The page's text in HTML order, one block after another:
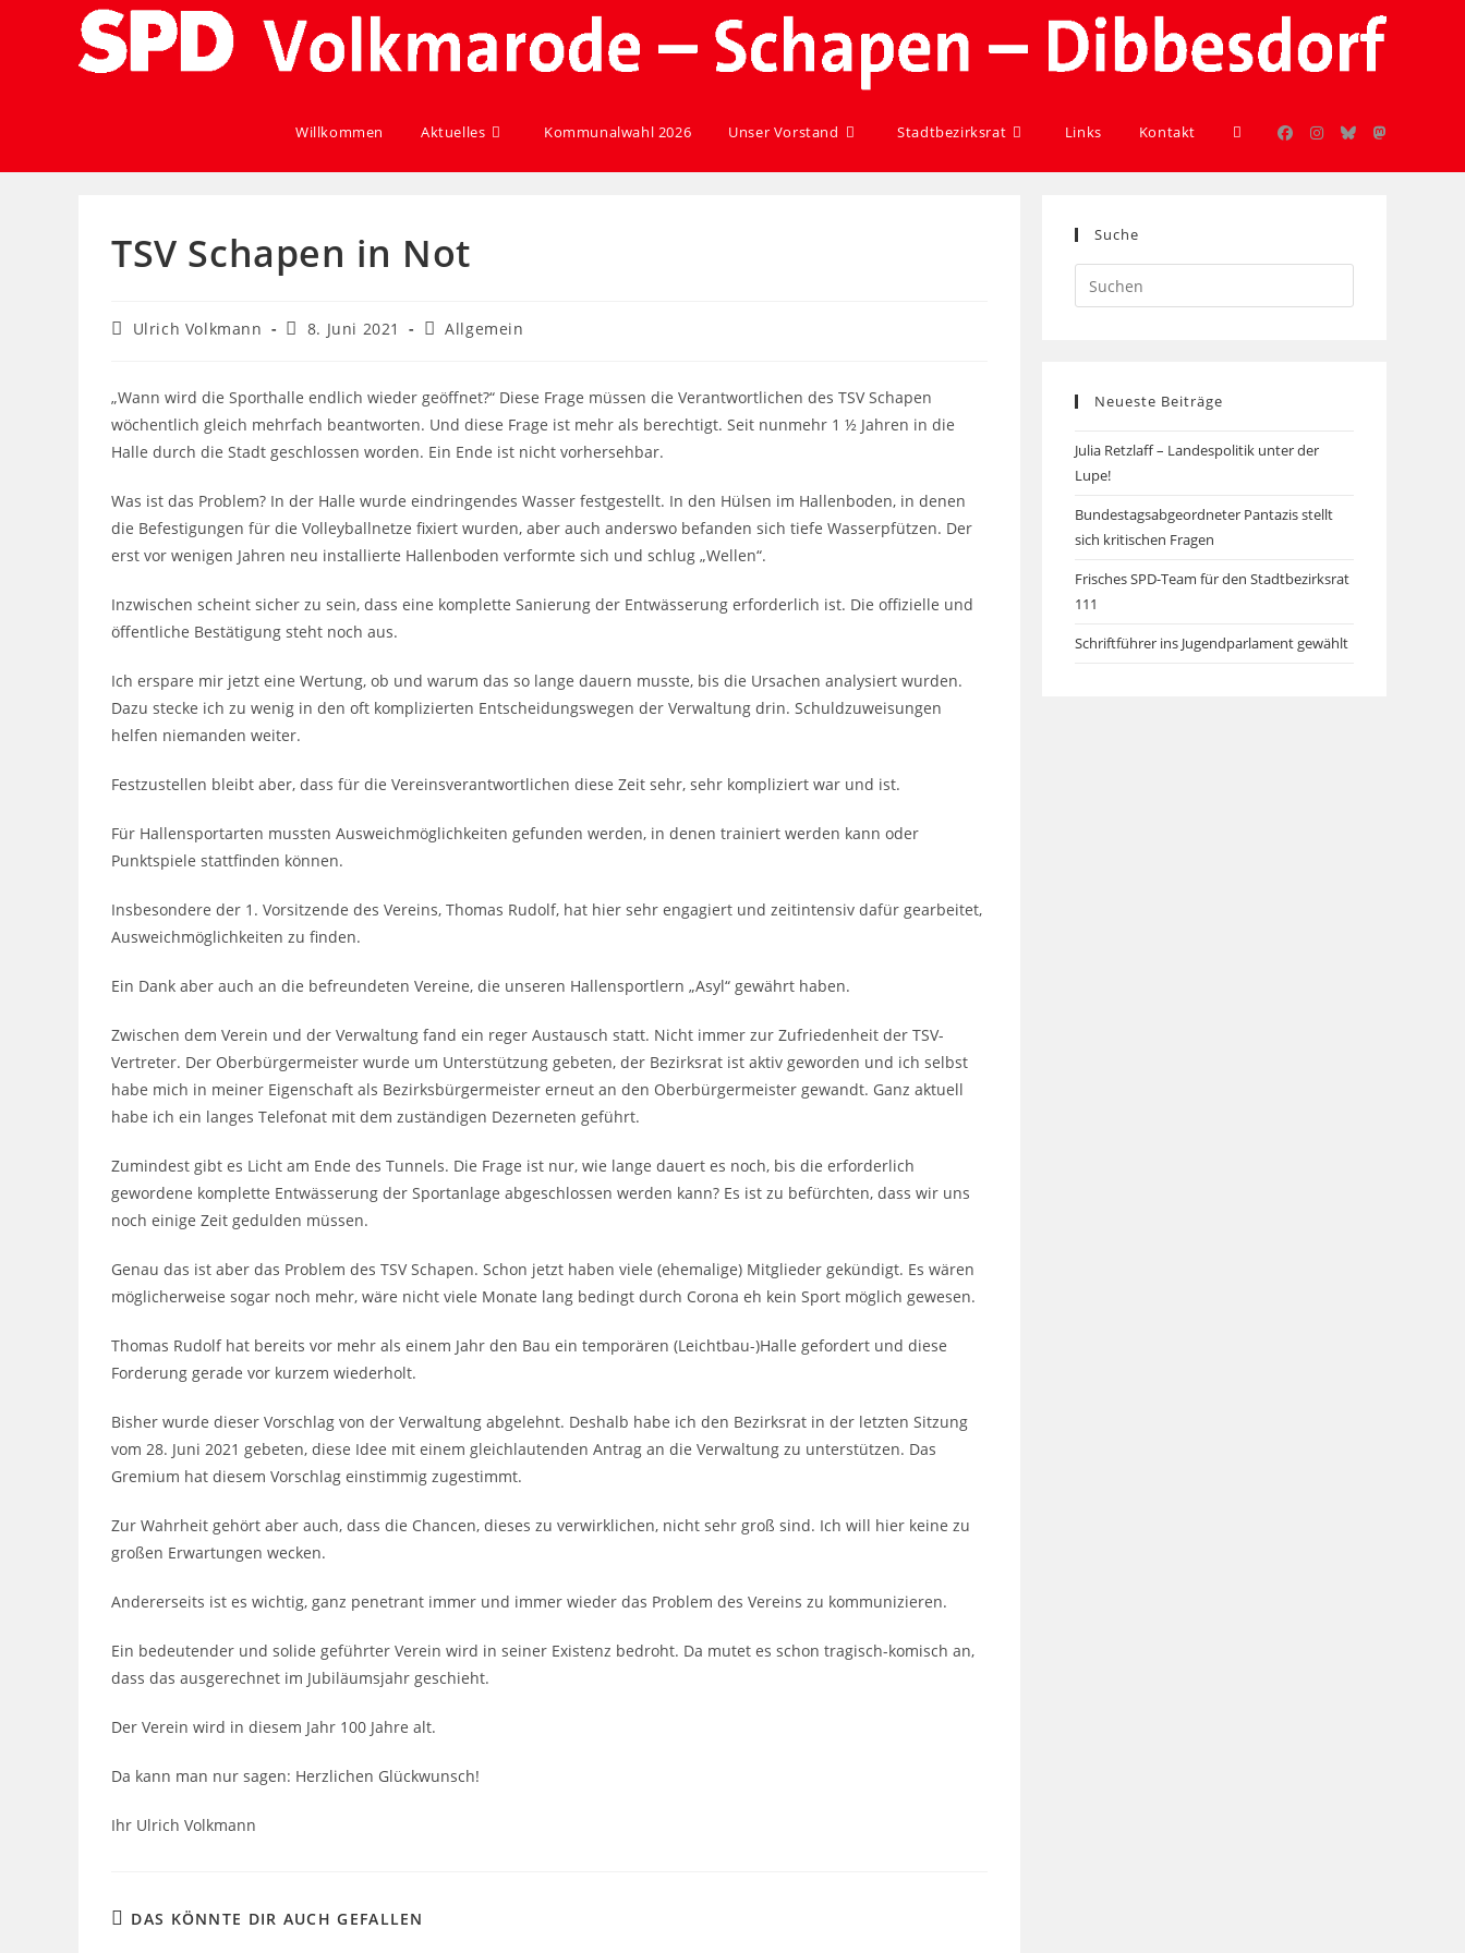
Willkommen Aktuelles Kommunalwahl 2026 Unser Vorstand Stadtbezirksrat Links Kontakt
TSV Schapen in Not
Ulrich Volkmann 8. Juni 2021 Allgemein
„Wann wird die Sporthalle endlich wieder geöffnet?“ Diese Frage müssen die Verantwortlichen des TSV Schapen
wöchentlich gleich mehrfach beantworten. Und diese Frage ist mehr als berechtigt. Seit nunmehr 1 ½ Jahren in die
Halle durch die Stadt geschlossen worden. Ein Ende ist nicht vorhersehbar.
Was ist das Problem? In der Halle wurde eindringendes Wasser festgestellt. In den Hülsen im Hallenboden, in denen
die Befestigungen für die Volleyballnetze fixiert wurden, aber auch anderswo befanden sich tiefe Wasserpfützen. Der
erst vor wenigen Jahren neu installierte Hallenboden verformte sich und schlug „Wellen“.
Inzwischen scheint sicher zu sein, dass eine komplette Sanierung der Entwässerung erforderlich ist. Die offizielle und
öffentliche Bestätigung steht noch aus.
Ich erspare mir jetzt eine Wertung, ob und warum das so lange dauern musste, bis die Ursachen analysiert wurden.
Dazu stecke ich zu wenig in den oft komplizierten Entscheidungswegen der Verwaltung drin. Schuldzuweisungen
helfen niemanden weiter.
Festzustellen bleibt aber, dass für die Vereinsverantwortlichen diese Zeit sehr, sehr kompliziert war und ist.
Für Hallensportarten mussten Ausweichmöglichkeiten gefunden werden, in denen trainiert werden kann oder
Punktspiele stattfinden können.
Insbesondere der 1. Vorsitzende des Vereins, Thomas Rudolf, hat hier sehr engagiert und zeitintensiv dafür gearbeitet,
Ausweichmöglichkeiten zu finden.
Ein Dank aber auch an die befreundeten Vereine, die unseren Hallensportlern „Asyl“ gewährt haben.
Zwischen dem Verein und der Verwaltung fand ein reger Austausch statt. Nicht immer zur Zufriedenheit der TSV-
Vertreter. Der Oberbürgermeister wurde um Unterstützung gebeten, der Bezirksrat ist aktiv geworden und ich selbst
habe mich in meiner Eigenschaft als Bezirksbürgermeister erneut an den Oberbürgermeister gewandt. Ganz aktuell
habe ich ein langes Telefonat mit dem zuständigen Dezerneten geführt.
Zumindest gibt es Licht am Ende des Tunnels. Die Frage ist nur, wie lange dauert es noch, bis die erforderlich
gewordene komplette Entwässerung der Sportanlage abgeschlossen werden kann? Es ist zu befürchten, dass wir uns
noch einige Zeit gedulden müssen.
Genau das ist aber das Problem des TSV Schapen. Schon jetzt haben viele (ehemalige) Mitglieder gekündigt. Es wären
möglicherweise sogar noch mehr, wäre nicht viele Monate lang bedingt durch Corona eh kein Sport möglich gewesen.
Thomas Rudolf hat bereits vor mehr als einem Jahr den Bau ein temporären (Leichtbau-)Halle gefordert und diese
Forderung gerade vor kurzem wiederholt.
Bisher wurde dieser Vorschlag von der Verwaltung abgelehnt. Deshalb habe ich den Bezirksrat in der letzten Sitzung
vom 28. Juni 2021 gebeten, diese Idee mit einem gleichlautenden Antrag an die Verwaltung zu unterstützen. Das
Gremium hat diesem Vorschlag einstimmig zugestimmt.
Zur Wahrheit gehört aber auch, dass die Chancen, dieses zu verwirklichen, nicht sehr groß sind. Ich will hier keine zu
großen Erwartungen wecken.
Andererseits ist es wichtig, ganz penetrant immer und immer wieder das Problem des Vereins zu kommunizieren.
Ein bedeutender und solide geführter Verein wird in seiner Existenz bedroht. Da mutet es schon tragisch-komisch an,
dass das ausgerechnet im Jubiläumsjahr geschieht.
Der Verein wird in diesem Jahr 100 Jahre alt.
Da kann man nur sagen: Herzlichen Glückwunsch!
Ihr Ulrich Volkmann
DAS KÖNNTE DIR AUCH GEFALLEN
Suche
Neueste Beiträge
Julia Retzlaff – Landespolitik unter der
Lupe!
Bundestagsabgeordneter Pantazis stellt
sich kritischen Fragen
Frisches SPD-Team für den Stadtbezirksrat
111
Schriftführer ins Jugendparlament gewählt